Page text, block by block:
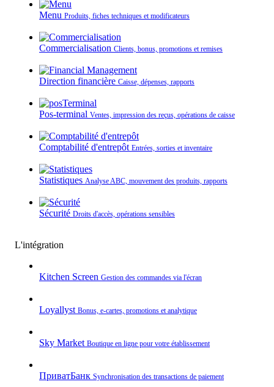
Menu Produits, fiches techniques et modificateurs
Commercialisation Clients, bonus, promotions et remises
Direction financière Caisse, dépenses, rapports
Pos-terminal Ventes, impression des reçus, opérations de caisse
Comptabilité d'entrepôt Entrées, sorties et inventaire
Statistiques Analyse ABC, mouvement des produits, rapports
Sécurité Droits d'accès, opérations sensibles
L'intégration
Kitchen Screen Gestion des commandes via l'écran
Loyallyst Bonus, e‑cartes, promotions et analytique
Sky Market Boutique en ligne pour votre établissement
ПриватБанк Synchronisation des transactions de paiement